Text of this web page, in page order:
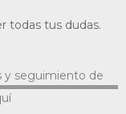
todas tus dudas.
y seguimiento de